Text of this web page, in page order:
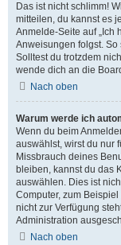
Das ist nicht schlimm!
mitteilen, du kannst es
Anmelde-Seite auf „Ich
Anweisungen folgst.
Solltest du trotzdem
wende dich an die
Nach oben
Warum werde ich
Wenn du beim
auswählst, wirst du nur
Missbrauch deines
bleiben, kannst du das
auswählen. Dies ist
Computer, zum
nicht zur Verfügung
Administration
Nach oben